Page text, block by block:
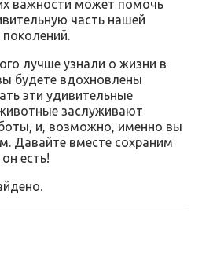
важности может помочь
часть нашей
лучше узнали о жизни в
будете вдохновлены
эти удивительные
заслуживают
и, возможно, именно вы
Давайте вместе сохраним
есть!